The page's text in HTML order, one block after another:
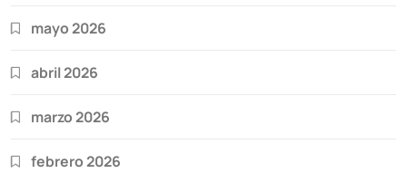
mayo 2026
abril 2026
marzo 2026
febrero 2026